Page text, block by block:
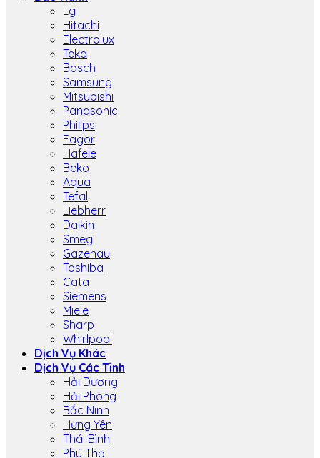
Lg
Hitachi
Electrolux
Teka
Bosch
Samsung
Mitsubishi
Panasonic
Philips
Fagor
Hafele
Beko
Aqua
Tefal
Liebherr
Daikin
Smeg
Gazenau
Toshiba
Cata
Siemens
Miele
Sharp
Whirlpool
Dịch Vụ Khác
Dịch Vụ Các Tỉnh
Hải Dương
Hải Phòng
Bắc Ninh
Hưng Yên
Thái Bình
Phú Thọ